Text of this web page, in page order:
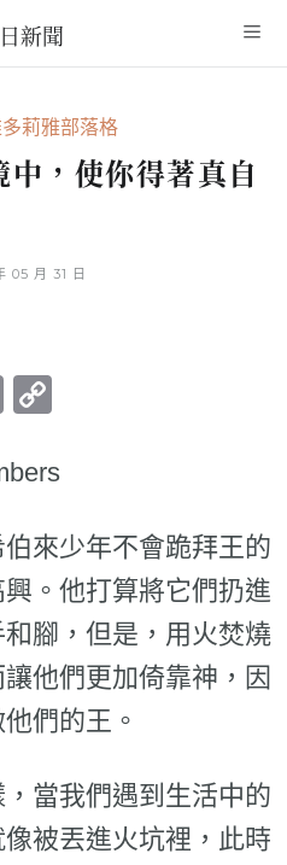
新聞
莉雅部落格
，使你得著真自
05 月 31 日
Email
來少年不會跪拜王的
。他打算將它們扔進
腳，但是，用火焚燒
他們更加倚靠神，因
們的王。
當我們遇到生活中的
被丟進火坑裡，此時